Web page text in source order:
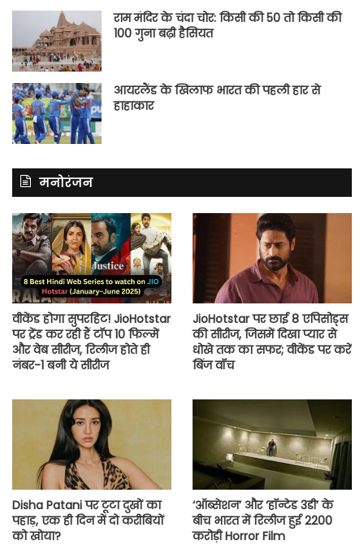
राम मंदिर के चंदा चोर: किसी की 50 तो किसी की
100 गुना बढ़ी हैसियत
आयरलैंड के खिलाफ भारत की पहली हार से
हाहाकार
मनोरंजन
वीकेंड होगा सुपरहिट! JioHotstar
पर ट्रेंड कर रही हैं टॉप 10 फिल्में
और वेब सीरीज, रिलीज होते ही
नंबर-1 बनी ये सीरीज
JioHotstar पर छाई 8 एपिसोड्स
की सीरीज, जिसमें दिखा प्यार से
धोखे तक का सफर; वीकेंड पर करें
बिंज वॉच
Disha Patani पर टूटा दुखों का
पहाड़, एक ही दिन में दो करीबियों
को खोया?
‘ऑब्सेशन’ और ‘हॉन्टेड 3डी’ के
बीच भारत में रिलीज हुई 2200
करोड़ी Horror Film